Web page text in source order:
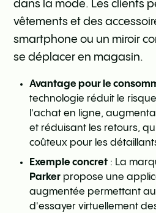
dans la mode. Les clients
vêtements et des
smartphone ou un miroir
se déplacer en magasin.
Avantage pour le
technologie réduit le
l'achat en ligne,
et réduisant les retours,
coûteux pour les
Exemple concret : La
Parker propose une
augmentée permettant
d'essayer virtuellement